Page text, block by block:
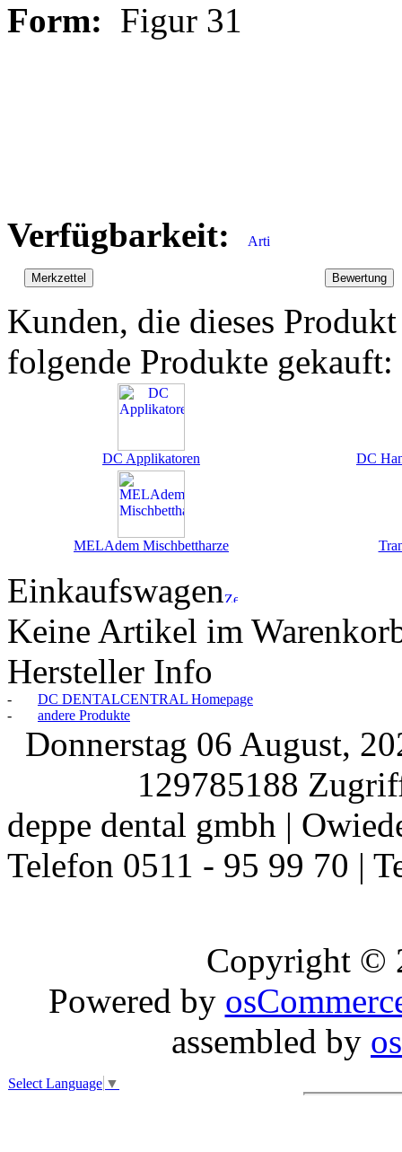
Form: Figur 31
Verfügbarkeit:
Kunden, die dieses
folgende Produkte gekauft:
DC Applikatoren DC
MELAdem Mischbettharze
Einkaufswagen
Keine Artikel im
Hersteller Info
-
DC DENTALCENTRAL Homepage
-
andere Produkte
Donnerstag 06 August,
129785188
deppe dental gmbh |
Telefon 0511 - 95 99 70 |
Copyright ©
Powered by
assembled by
Select Language ▼